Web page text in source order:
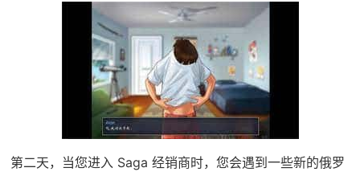
第二天，当您进入 Saga 经销商时，您会遇到一些新的俄罗